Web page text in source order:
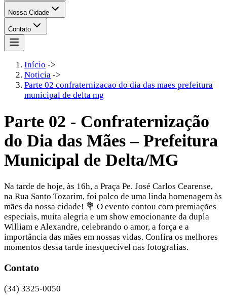
Nossa Cidade
Contato
Início ->
Noticia ->
Parte 02 confraternizacao do dia das maes prefeitura
municipal de delta mg
Parte 02 - Confraternização
do Dia das Mães – Prefeitura
Municipal de Delta/MG
Na tarde de hoje, às 16h, a Praça Pe. José Carlos Cearense,
na Rua Santo Tozarim, foi palco de uma linda homenagem às
mães da nossa cidade! 💐 O evento contou com premiações
especiais, muita alegria e um show emocionante da dupla
William e Alexandre, celebrando o amor, a força e a
importância das mães em nossas vidas. Confira os melhores
momentos dessa tarde inesquecível nas fotografias.
Contato
(34) 3325-0050